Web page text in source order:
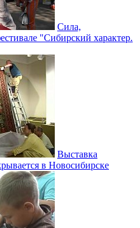
Сила,
"Сибирский характер.
Выставка
в Новосибирске